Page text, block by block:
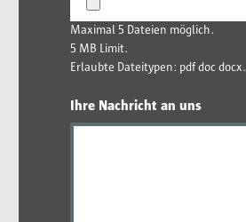
Maximal 5 Dateien möglich.
5 MB Limit.
Erlaubte Dateitypen: pdf doc docx.
Ihre Nachricht an uns